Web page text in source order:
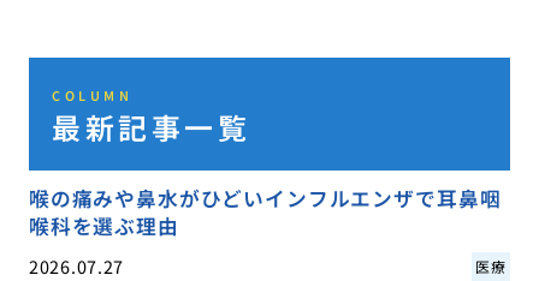
COLUMN
最新記事一覧
喉の痛みや鼻水がひどいインフルエンザで耳鼻咽
喉科を選ぶ理由
2026.07.27 医療